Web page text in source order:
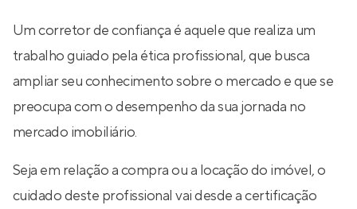
Um corretor de confiança é aquele que realiza um
trabalho guiado pela ética profissional, que busca
ampliar seu conhecimento sobre o mercado e que se
preocupa com o desempenho da sua jornada no
mercado imobiliário.
Seja em relação a compra ou a locação do imóvel, o
cuidado deste profissional vai desde a certificação